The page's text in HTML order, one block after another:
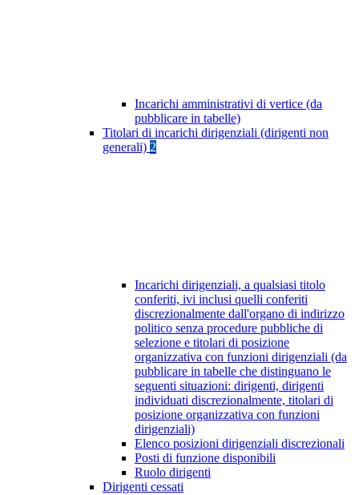
Incarichi amministrativi di vertice (da
pubblicare in tabelle)
Titolari di incarichi dirigenziali (dirigenti non
generali) 2
Incarichi dirigenziali, a qualsiasi titolo
conferiti, ivi inclusi quelli conferiti
discrezionalmente dall'organo di indirizzo
politico senza procedure pubbliche di
selezione e titolari di posizione
organizzativa con funzioni dirigenziali (da
pubblicare in tabelle che distinguano le
seguenti situazioni: dirigenti, dirigenti
individuati discrezionalmente, titolari di
posizione organizzativa con funzioni
dirigenziali)
Elenco posizioni dirigenziali discrezionali
Posti di funzione disponibili
Ruolo dirigenti
Dirigenti cessati